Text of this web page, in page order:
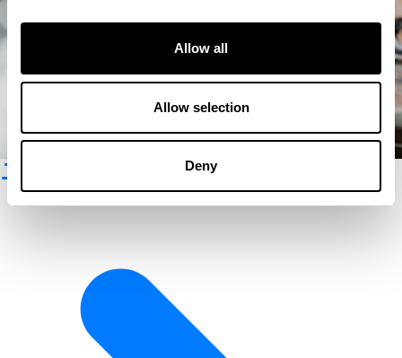
Allow all
Allow selection
Deny
ニュースレター登録